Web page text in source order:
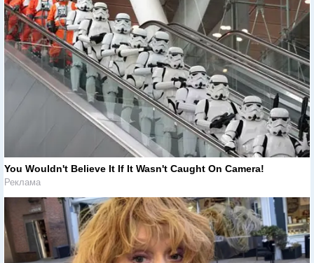
You Wouldn't Believe It If It Wasn't Caught On Camera!
Реклама